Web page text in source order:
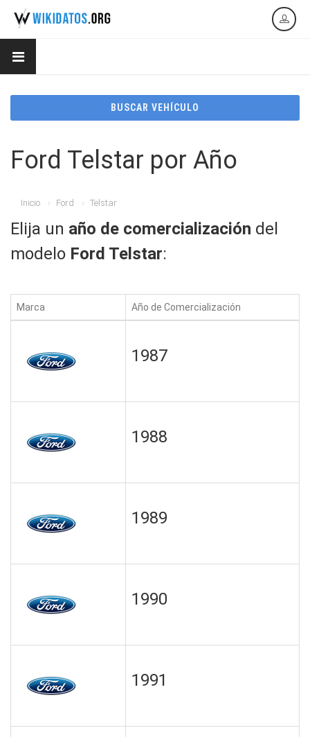
BUSCAR VEHÍCULO
Ford Telstar por Año
Inicio Ford Telstar
Elija un año de comercialización del
modelo Ford Telstar:
Marca Año de Comercialización
1987
1988
1989
1990
1991